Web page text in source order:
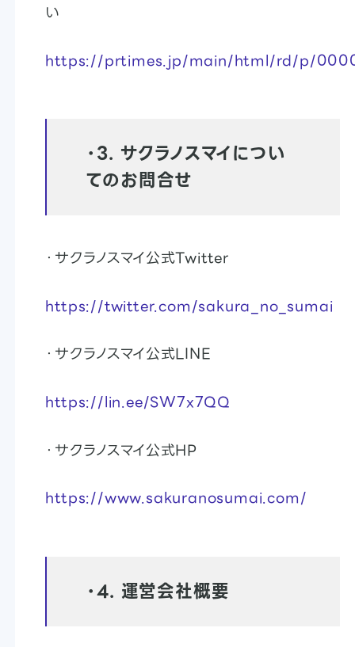
い
https://prtimes.jp/main/html/rd/p/
・3. サクラノスマイについ
てのお問合せ
・サクラノスマイ公式Twitter
https://twitter.com/sakura_no_sumai
・サクラノスマイ公式LINE
https://lin.ee/SW7x7QQ
・サクラノスマイ公式HP
https://www.sakuranosumai.com/
・4. 運営会社概要